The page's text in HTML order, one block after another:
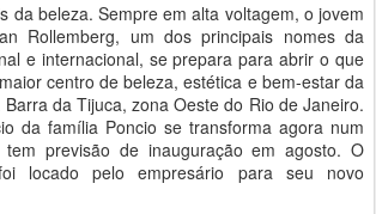
da beleza. Sempre em alta voltagem, o jovem
Rollemberg, um dos principais nomes da
e internacional, se prepara para abrir o que
centro de beleza, estética e bem-estar da
Barra da Tijuca, zona Oeste do Rio de Janeiro.
da família Poncio se transforma agora num
previsão de inauguração em agosto. O
locado pelo empresário para seu novo